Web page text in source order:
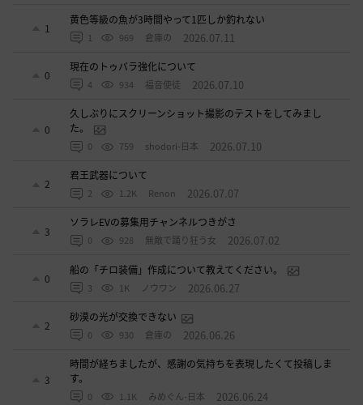
1
黄色等級の魚が3時間やって1匹しか釣れない
1 969 倉庫の 2026.07.11
0
現在のトゥバラ強化について
4 934 福音使徒 2026.07.10
0
久しぶりにスクリーンショット撮影のテストをしてみまし
た。
0 759 shodori-日本 2026.07.10
2
君王武器について
2 1.2K Renon 2026.07.07
3
ソラレEVの募集用チャンネルつきがさ
0 928 無敵で踊り狂う女 2026.07.02
0
船の「チロ装備」作成について教えてください。
3 1K ノウワン 2026.06.27
2
砂漠の光が交換できない
0 930 倉庫の 2026.06.26
3
時間が経ちましたが、感謝の気持ちを表現したくて投稿しま
す。
0 1.1K みめぐん-日本 2026.06.24